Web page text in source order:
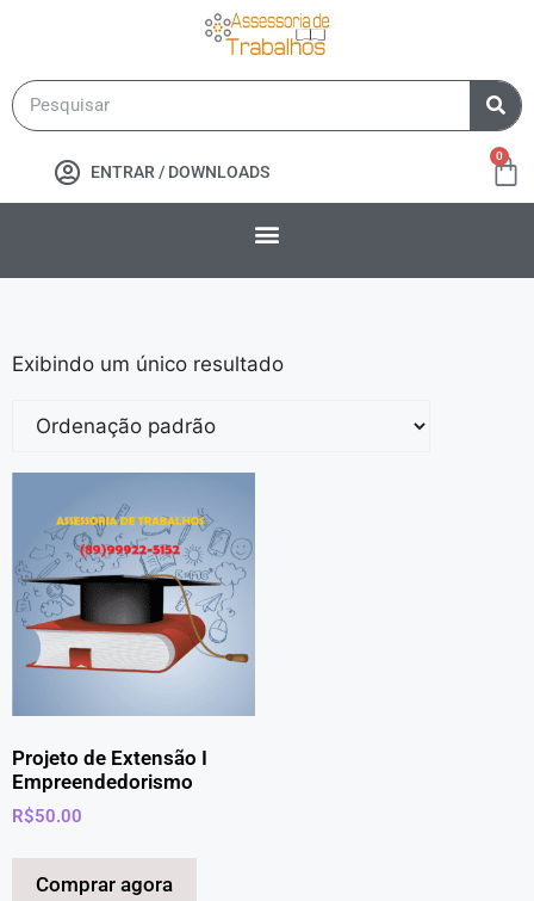
ENTRAR / DOWNLOADS
0
Exibindo um único resultado
Projeto de Extensão I
Empreendedorismo
R$50.00
Comprar agora